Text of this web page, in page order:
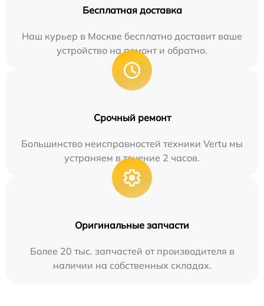
Бесплатная доставка
Наш курьер в Москве бесплатно доставит ваше
устройство на ремонт и обратно.
Срочный ремонт
Большинство неисправностей техники Vertu мы
устраняем в течение 2 часов.
Оригинальные запчасти
Более 20 тыс. запчастей от производителя в
наличии на собственных складах.